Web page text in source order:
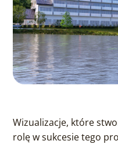
Wizualizacje, które
rolę w sukcesie tego